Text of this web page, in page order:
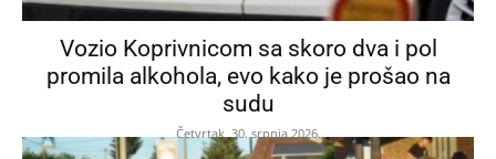
Vozio Koprivnicom sa skoro dva i pol
promila alkohola, evo kako je prošao na
sudu
Četvrtak, 30. srpnja 2026.